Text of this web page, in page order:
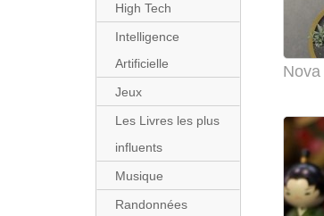
High Tech
Intelligence
Artificielle
Jeux
Les Livres les plus
influents
Musique
Randonnées